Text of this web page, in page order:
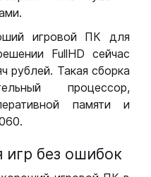
игровой ПК для
FullHD сейчас
рублей. Такая сборка
процессор,
памяти и
игр без ошибок